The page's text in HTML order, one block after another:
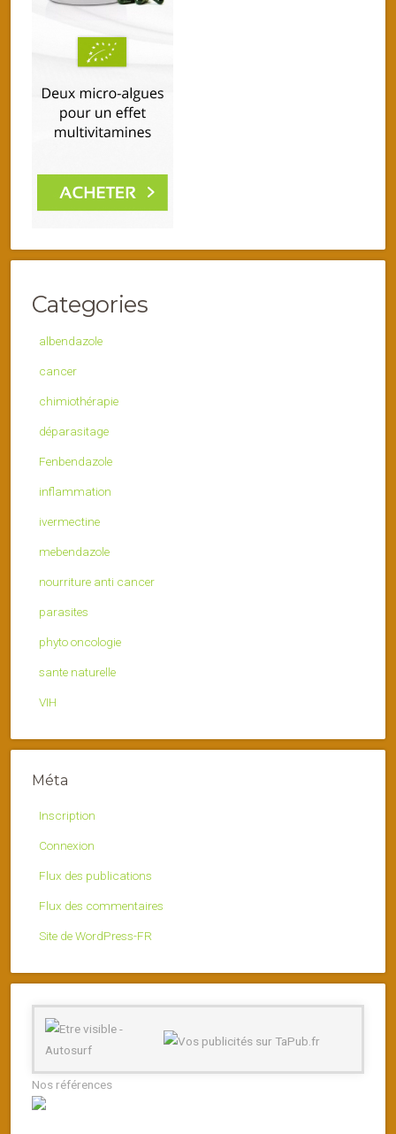
Categories
albendazole
cancer
chimiothérapie
déparasitage
Fenbendazole
inflammation
ivermectine
mebendazole
nourriture anti cancer
parasites
phyto oncologie
sante naturelle
VIH
Méta
Inscription
Connexion
Flux des publications
Flux des commentaires
Site de WordPress-FR
Nos références